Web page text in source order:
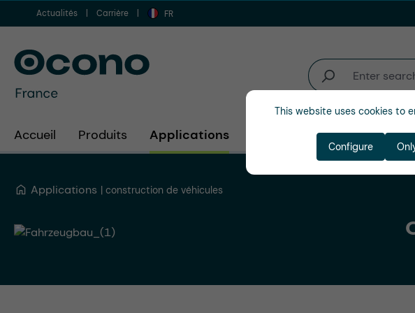
au contenu principal
Aller à la recherche
Aller à la navigation principale
Actualités Carrière FR
Accueil Produits Applications Secteurs d'activité
Applications construction de véhicules
This website uses cookies to
Configure